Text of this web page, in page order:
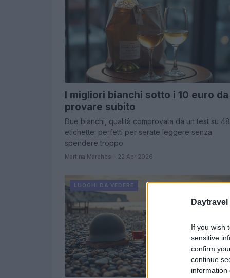
Daytravel
If you wish
sensitive
confirm
continue
information
I migliori bianchi sotto i 10 euro da
provare subito
Due bianchi, qualità comprovata da un test su 48
etichette: perfetti per serate leggere senza
spendere troppo
Martina Marchesi · 22 Apr 2026
LUOGHI DA VEDERE